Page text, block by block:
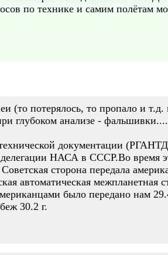
по технике и самим полётам
(то потерялось, то пропало и
глубоком анализе -
документации
НАСА в СССР.Во время
сторона передала
автоматическая межпланетная
было передано нам
30.2 г.